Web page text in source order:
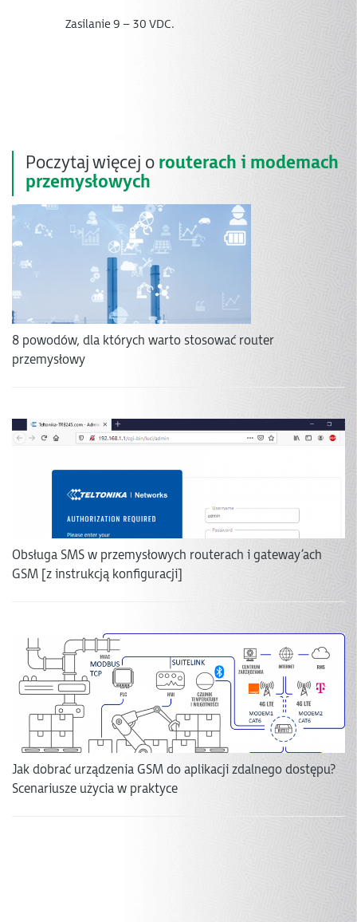
Zasilanie 9 – 30 VDC​.
Poczytaj więcej o routerach i modemach
przemysłowych​
8 powodów, dla których warto stosować router
przemysłowy
Obsługa SMS w przemysłowych routerach i gateway’ach
GSM [z instrukcją konfiguracji]
Jak dobrać urządzenia GSM do aplikacji zdalnego dostępu?
Scenariusze użycia w praktyce